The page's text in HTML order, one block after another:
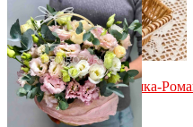
Мягкая игрушка Мишка-
В наличии
избранное сравнить